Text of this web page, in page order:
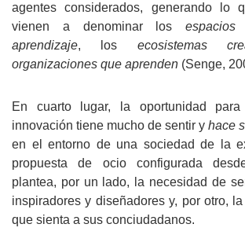
agentes considerados, generando lo
vienen a denominar los
aprendizaje, los ecosistemas
organizaciones que aprenden (Senge,
En cuarto lugar, la oportunidad
innovación tiene mucho de sentir y hace
en el entorno de una sociedad de la
propuesta de ocio configurada
plantea, por un lado, la necesidad de
inspiradores y diseñadores y, por otro,
que sienta a sus conciudadanos.